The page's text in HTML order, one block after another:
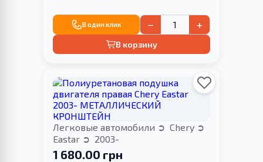
В один клик − +
В корзину
Легковые автомобили
Chery
Eastar
2003-
1 680.00 грн